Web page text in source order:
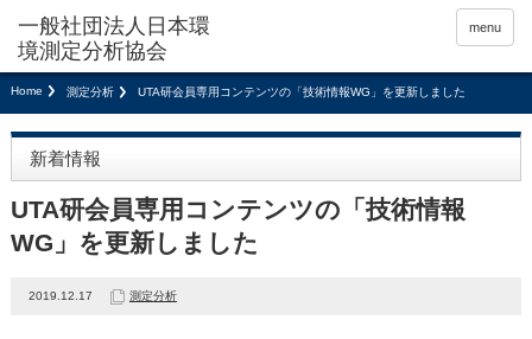
menu
Home 測定分析 UTA研会員専用コンテンツの「技術情報WG」を更新しました
新着情報
UTA研会員専用コンテンツの「技術情報
WG」を更新しました
2019.12.17 測定分析